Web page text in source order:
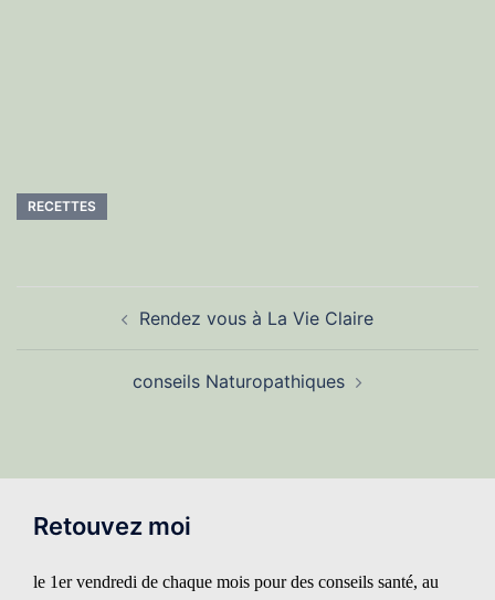
RECETTES
Rendez vous à La Vie Claire
conseils Naturopathiques
Retouvez moi
le 1er vendredi de chaque mois pour des conseils santé, au